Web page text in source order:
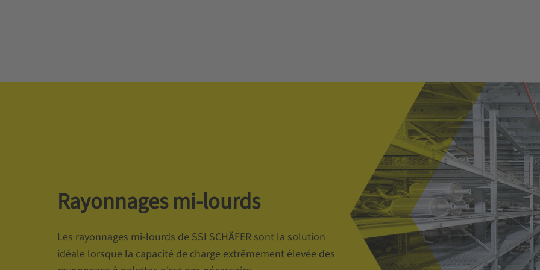
Rayonnages mi-lourds
Les rayonnages mi-lourds de SSI SCHÄFER sont la solution
idéale lorsque la capacité de charge extrêmement élevée des